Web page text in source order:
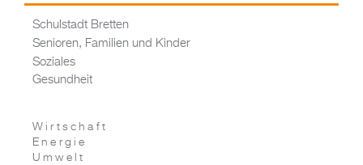
Schulstadt Bretten
Senioren, Familien und Kinder
Soziales
Gesundheit
Wirtschaft
Energie
Umwelt